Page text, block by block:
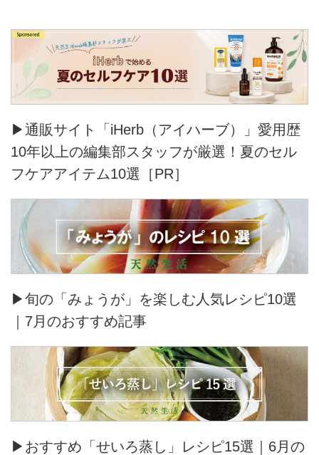
▶通販サイト「iHerb（アイハーブ）」愛用歴
10年以上の編集部スタッフが厳選！夏のセル
フケアアイテム10選［PR］
▶旬の「みょうが」を楽しむ人気レシピ10選
｜7月のおすすめ記事
▶おすすめ「せいろ蒸し」レシピ15選｜6月の